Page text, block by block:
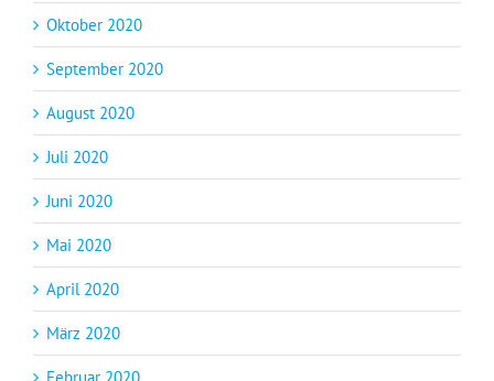
Oktober 2020
September 2020
August 2020
Juli 2020
Juni 2020
Mai 2020
April 2020
März 2020